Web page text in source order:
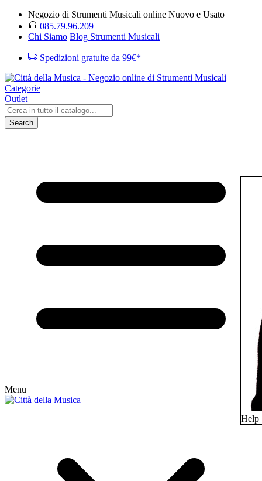
Negozio di Strumenti Musicali online Nuovo e Usato
085.79.96.209
Chi Siamo Blog Strumenti Musicali
Spedizioni gratuite da 99€*
Categorie
Outlet
Search
Menu
Help